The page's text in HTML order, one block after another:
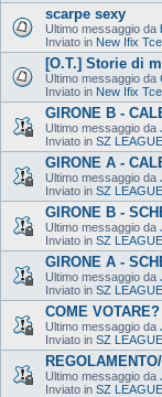
scarpe sexy
Ultimo messaggio da
Inviato in New Ifix
[O.T.] Storie di
Ultimo messaggio da
Inviato in New Ifix
GIRONE B -
Ultimo messaggio da
Inviato in SZ
GIRONE A -
Ultimo messaggio da
Inviato in SZ
GIRONE B -
Ultimo messaggio da
Inviato in SZ
GIRONE A -
Ultimo messaggio da
Inviato in SZ
COME VOTARE?
Ultimo messaggio da
Inviato in SZ
Ultimo messaggio da
Inviato in SZ